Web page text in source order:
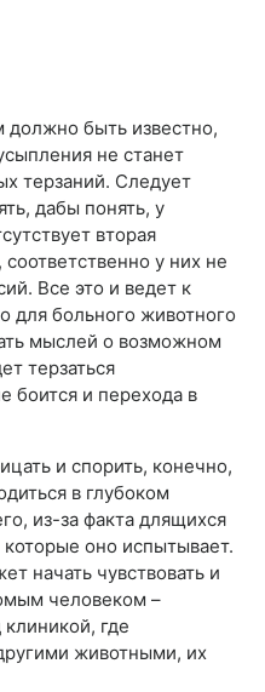
быть известно,
не станет
терзаний. Следует
дабы понять, у
вторая
у них не
Все это и ведет к
для больного животного
мыслей о возможном
терзаться
боится и перехода в
и спорить, конечно,
в глубоком
из-за факта длящихся
оно испытывает.
начать чувствовать и
человеком –
где
животными, их